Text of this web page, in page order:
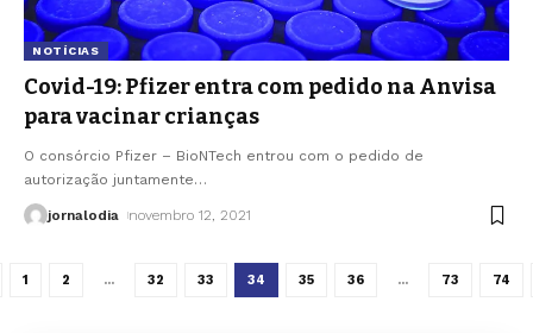
NOTÍCIAS
Covid-19: Pfizer entra com pedido na Anvisa
para vacinar crianças
O consórcio Pfizer – BioNTech entrou com o pedido de
autorização juntamente…
jornalodia novembro 12, 2021
1 2 … 32 33 34 35 36 … 73 74